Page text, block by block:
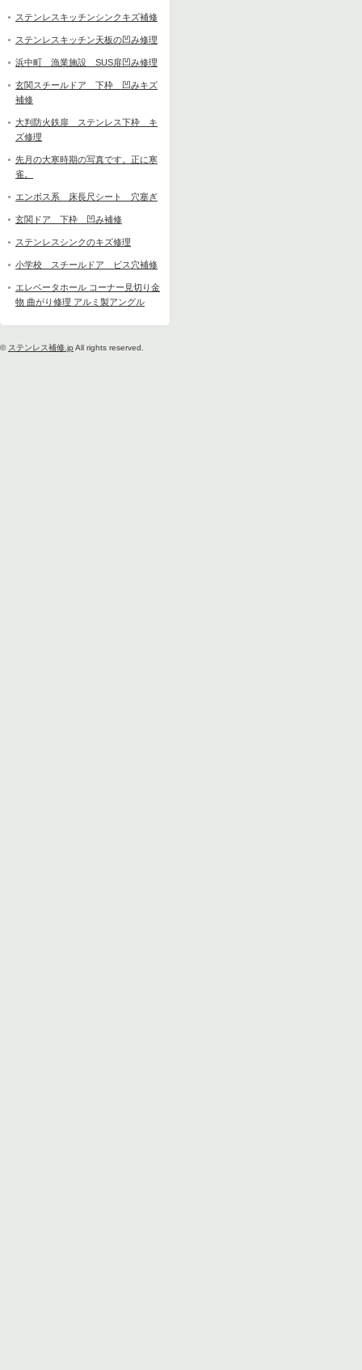
ステンレスキッチンシンクキズ補修
ステンレスキッチン天板の凹み修理
浜中町 漁業施設 SUS扉凹み修理
玄関スチールドア 下枠 凹みキズ
補修
大判防火鉄扉 ステンレス下枠 キ
ズ修理
先月の大寒時期の写真です。正に寒
雀。
エンボス系 床長尺シート 穴塞ぎ
玄関ドア 下枠 凹み補修
ステンレスシンクのキズ修理
小学校 スチールドア ビス穴補修
エレベータホール コーナー見切り金
物 曲がり修理 アルミ製アングル
© ステンレス補修.jp All rights reserved.